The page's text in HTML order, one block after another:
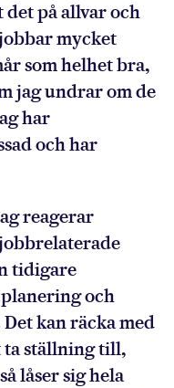
det på allvar och
mycket
som helhet bra,
jag undrar om de
har
och har
reagerar
tidigare
och
kan räcka med
ta ställning till,
låser sig hela